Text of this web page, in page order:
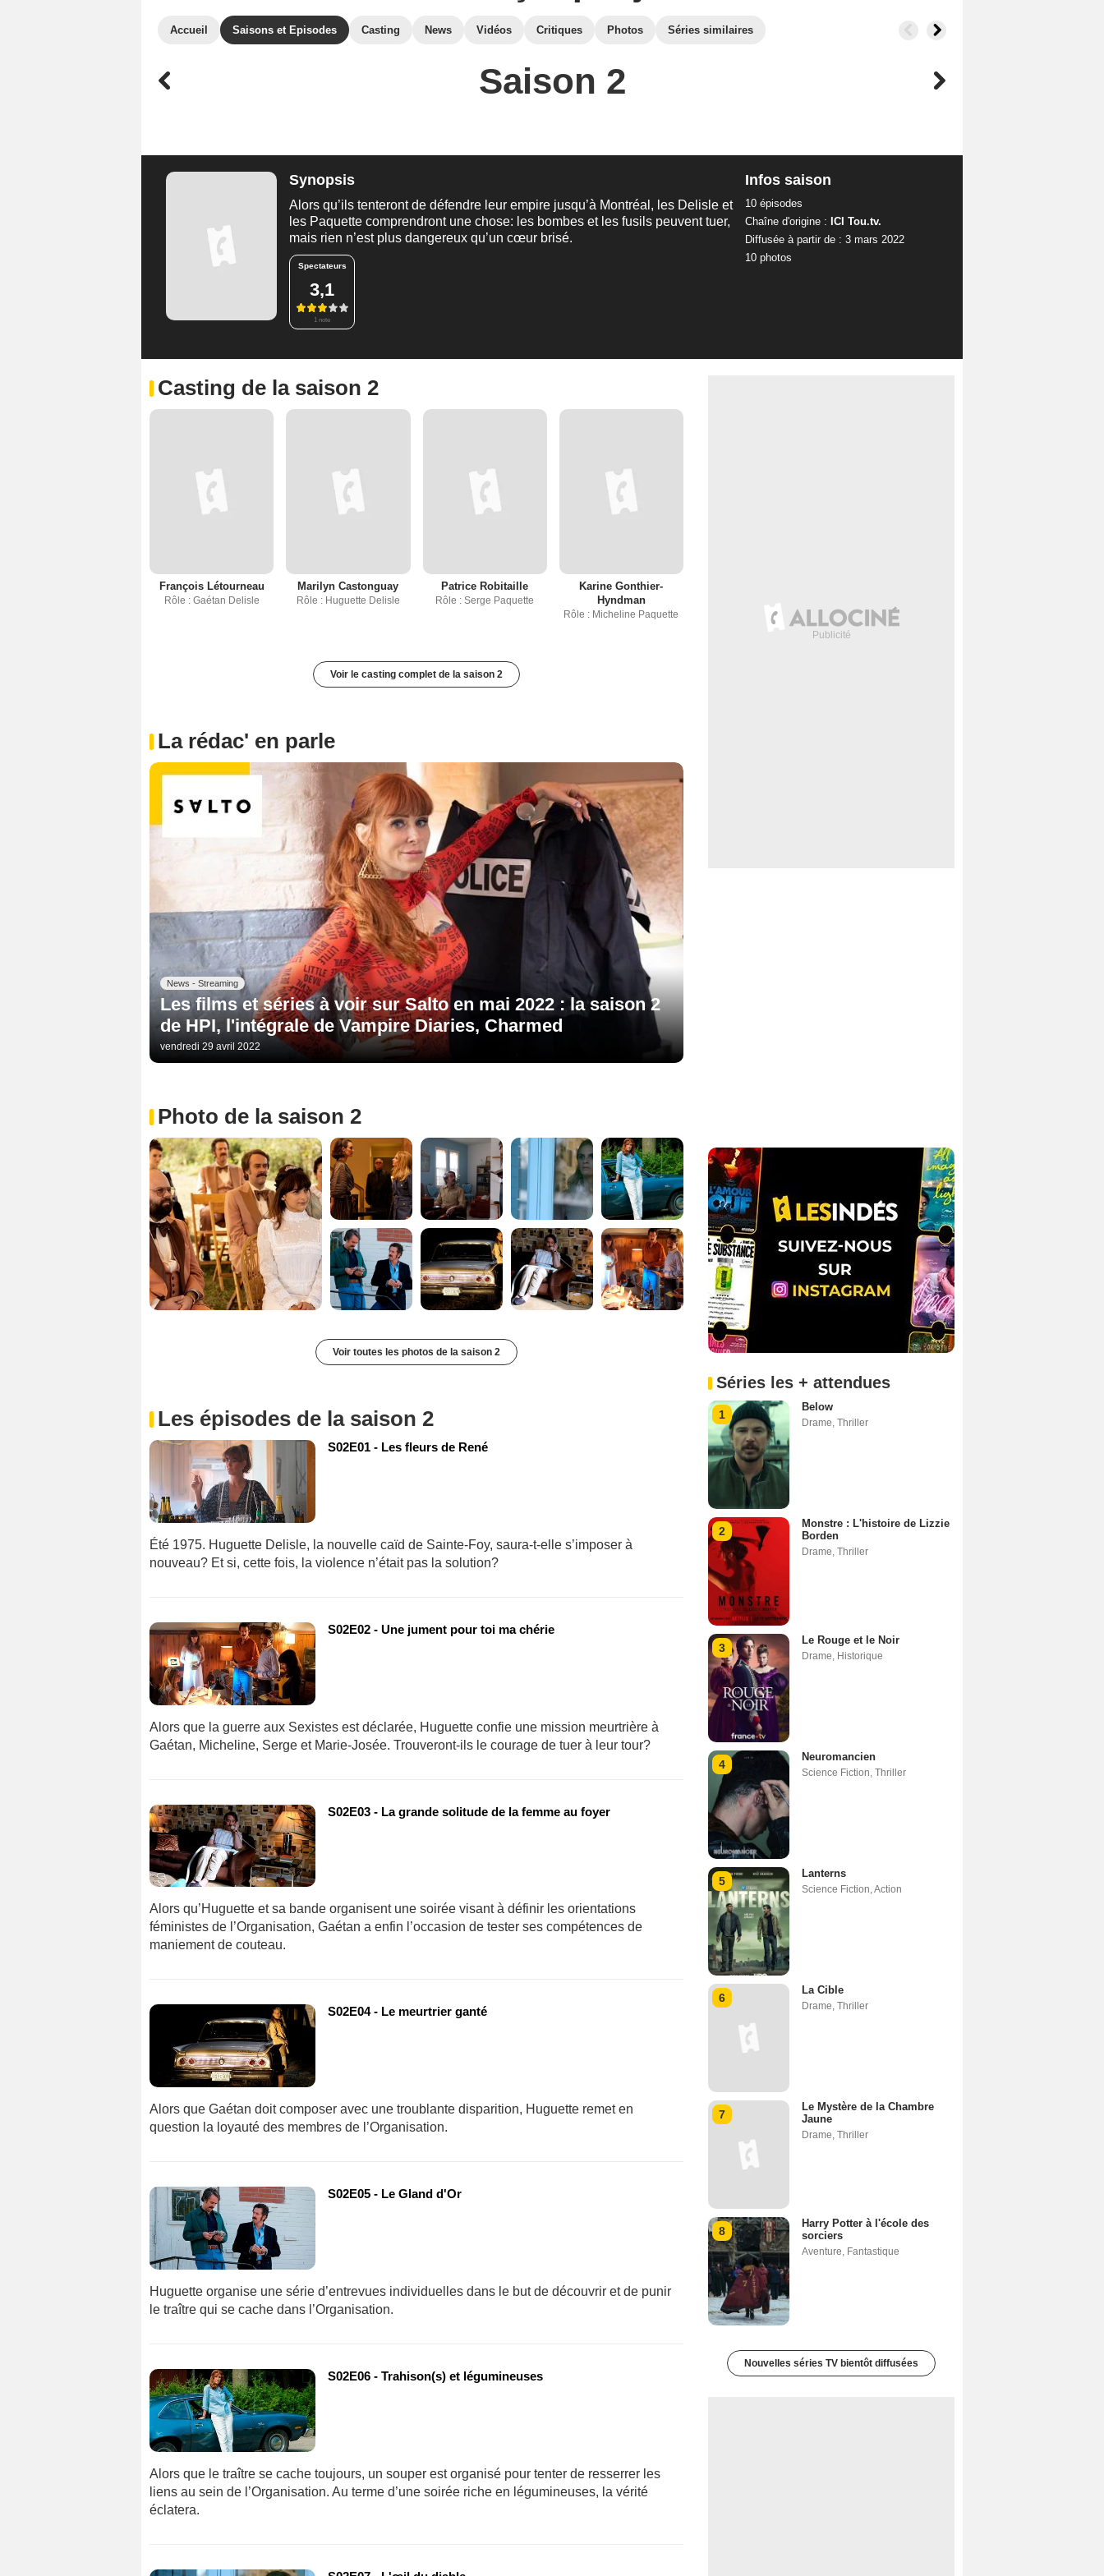
Accueil Saisons et Episodes Casting News Vidéos Critiques Photos Séries similaires
Saison 2
Synopsis
Alors qu’ils tenteront de défendre leur empire jusqu’à Montréal, les Delisle et
les Paquette comprendront une chose: les bombes et les fusils peuvent tuer,
mais rien n’est plus dangereux qu’un cœur brisé.
Spectateurs
3,1
1 note
Infos saison
10 épisodes
Chaîne d'origine : ICI Tou.tv.
Diffusée à partir de : 3 mars 2022
10 photos
Casting de la saison 2
François Létourneau
Rôle : Gaétan Delisle
Marilyn Castonguay
Rôle : Huguette Delisle
Patrice Robitaille
Rôle : Serge Paquette
Karine Gonthier-
Hyndman
Rôle : Micheline Paquette
Voir le casting complet de la saison 2
La rédac' en parle
News - Streaming
Les films et séries à voir sur Salto en mai 2022 : la saison 2
de HPI, l'intégrale de Vampire Diaries, Charmed
vendredi 29 avril 2022
Photo de la saison 2
Voir toutes les photos de la saison 2
Les épisodes de la saison 2
S02E01 - Les fleurs de René
Été 1975. Huguette Delisle, la nouvelle caïd de Sainte-Foy, saura-t-elle s’imposer à
nouveau? Et si, cette fois, la violence n’était pas la solution?
S02E02 - Une jument pour toi ma chérie
Alors que la guerre aux Sexistes est déclarée, Huguette confie une mission meurtrière à
Gaétan, Micheline, Serge et Marie-Josée. Trouveront-ils le courage de tuer à leur tour?
S02E03 - La grande solitude de la femme au foyer
Alors qu’Huguette et sa bande organisent une soirée visant à définir les orientations
féministes de l’Organisation, Gaétan a enfin l’occasion de tester ses compétences de
maniement de couteau.
S02E04 - Le meurtrier ganté
Alors que Gaétan doit composer avec une troublante disparition, Huguette remet en
question la loyauté des membres de l’Organisation.
S02E05 - Le Gland d'Or
Huguette organise une série d’entrevues individuelles dans le but de découvrir et de punir
le traître qui se cache dans l’Organisation.
S02E06 - Trahison(s) et légumineuses
Alors que le traître se cache toujours, un souper est organisé pour tenter de resserrer les
liens au sein de l’Organisation. Au terme d’une soirée riche en légumineuses, la vérité
éclatera.
Séries les + attendues
1
Below
Drame Thriller
2
Monstre : L'histoire de Lizzie
Borden
Drame Thriller
3
Le Rouge et le Noir
Drame Historique
4
Neuromancien
Science Fiction Thriller
5
Lanterns
Science Fiction Action
6
La Cible
Drame Thriller
7
Le Mystère de la Chambre
Jaune
Drame Thriller
8
Harry Potter à l'école des
sorciers
Aventure Fantastique
Nouvelles séries TV bientôt diffusées